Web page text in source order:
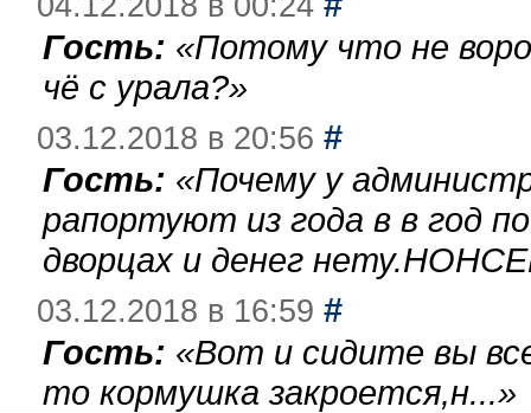
Гость: «Потому что не
чё с урала?»
03.12.2018 в 20:56 #
Гость: «Почему у
рапортуют из года в в год
дворцах и денег
03.12.2018 в 16:59 #
Гость: «Вот и сидите вы
то кормушка закроется,н...»